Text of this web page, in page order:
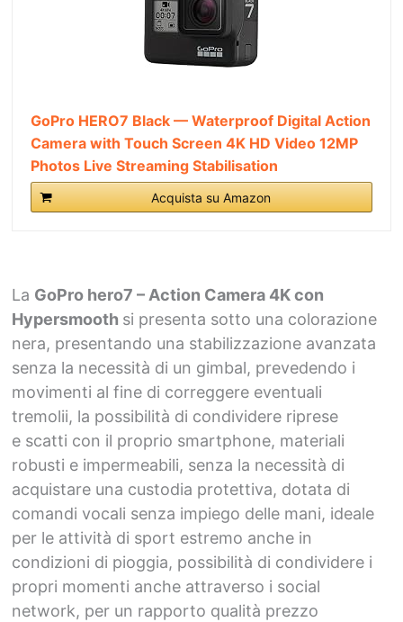
GoPro HERO7 Black — Waterproof Digital Action
Camera with Touch Screen 4K HD Video 12MP
Photos Live Streaming Stabilisation
Acquista su Amazon
La GoPro hero7 – Action Camera 4K con
Hypersmooth si presenta sotto una colorazione
nera, presentando una stabilizzazione avanzata
senza la necessità di un gimbal, prevedendo i
movimenti al fine di correggere eventuali
tremolii, la possibilità di condividere riprese
e scatti con il proprio smartphone, materiali
robusti e impermeabili, senza la necessità di
acquistare una custodia protettiva, dotata di
comandi vocali senza impiego delle mani, ideale
per le attività di sport estremo anche in
condizioni di pioggia, possibilità di condividere i
propri momenti anche attraverso i social
network, per un rapporto qualità prezzo